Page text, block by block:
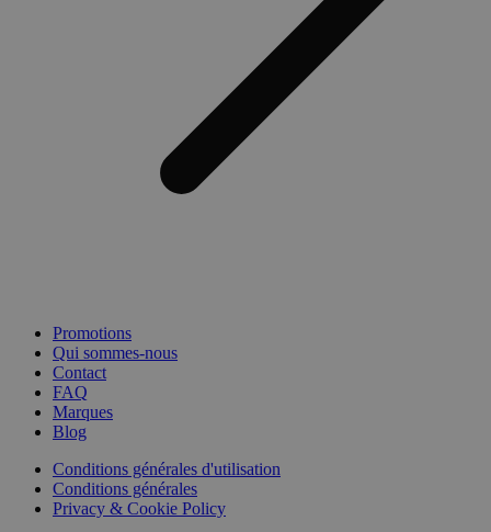
Promotions
Qui sommes-nous
Contact
FAQ
Marques
Blog
Conditions générales d'utilisation
Conditions générales
Privacy & Cookie Policy